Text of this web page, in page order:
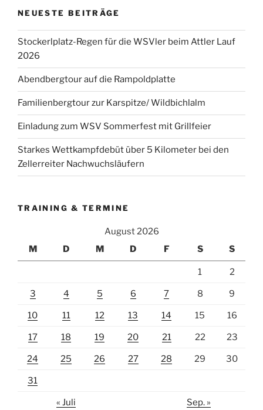
NEUESTE BEITRÄGE
Stockerlplatz-Regen für die WSVler beim Attler Lauf
2026
Abendbergtour auf die Rampoldplatte
Familienbergtour zur Karspitze/ Wildbichlalm
Einladung zum WSV Sommerfest mit Grillfeier
Starkes Wettkampfdebüt über 5 Kilometer bei den
Zellerreiter Nachwuchsläufern
TRAINING & TERMINE
August 2026
M
D M D F S S
1 2
3 4 5 6 7 8 9
10 11 12 13 14 15 16
17 18 19 20 21 22 23
24 25 26 27 28 29 30
31
« Juli Sep. »